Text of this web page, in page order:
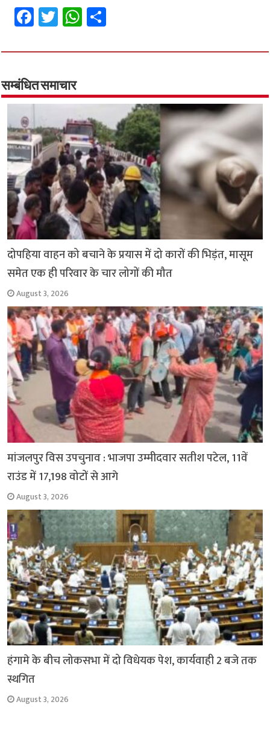
Fa
ce
b
o
o
k
T
wi
tt
er
W
h
at
p
p
ar
सम्बंधित समाचार
दोपहिया वाहन को बचाने के प्रयास में दो कारों की भिड़ंत, मासूम
समेत एक ही परिवार के चार लोगों की मौत
August 3, 2026
मांजलपुर विस उपचुनाव : भाजपा उम्मीदवार सतीश पटेल, 11वें
राउंड में 17,198 वोटों से आगे
August 3, 2026
हंगामे के बीच लोकसभा में दो विधेयक पेश, कार्यवाही 2 बजे तक
स्थगित
August 3, 2026